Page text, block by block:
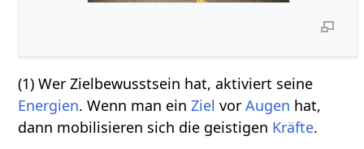
(1) Wer Zielbewusstsein hat, aktiviert seine
Energien. Wenn man einZiel vorAugen hat,
dann mobilisieren sich die geistigen Kräfte.